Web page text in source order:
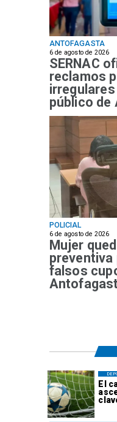
ANTOFAGASTA
6 de agosto de 2026
SERNAC
reclamos
público
POLICIAL
6 de agosto de 2026
Mujer
falsos
El